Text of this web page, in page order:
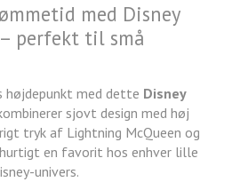
med Disney
perfekt til små
højdepunkt med dette Disney
sjovt design med høj
tryk af Lightning McQueen og
en favorit hos enhver lille
univers.